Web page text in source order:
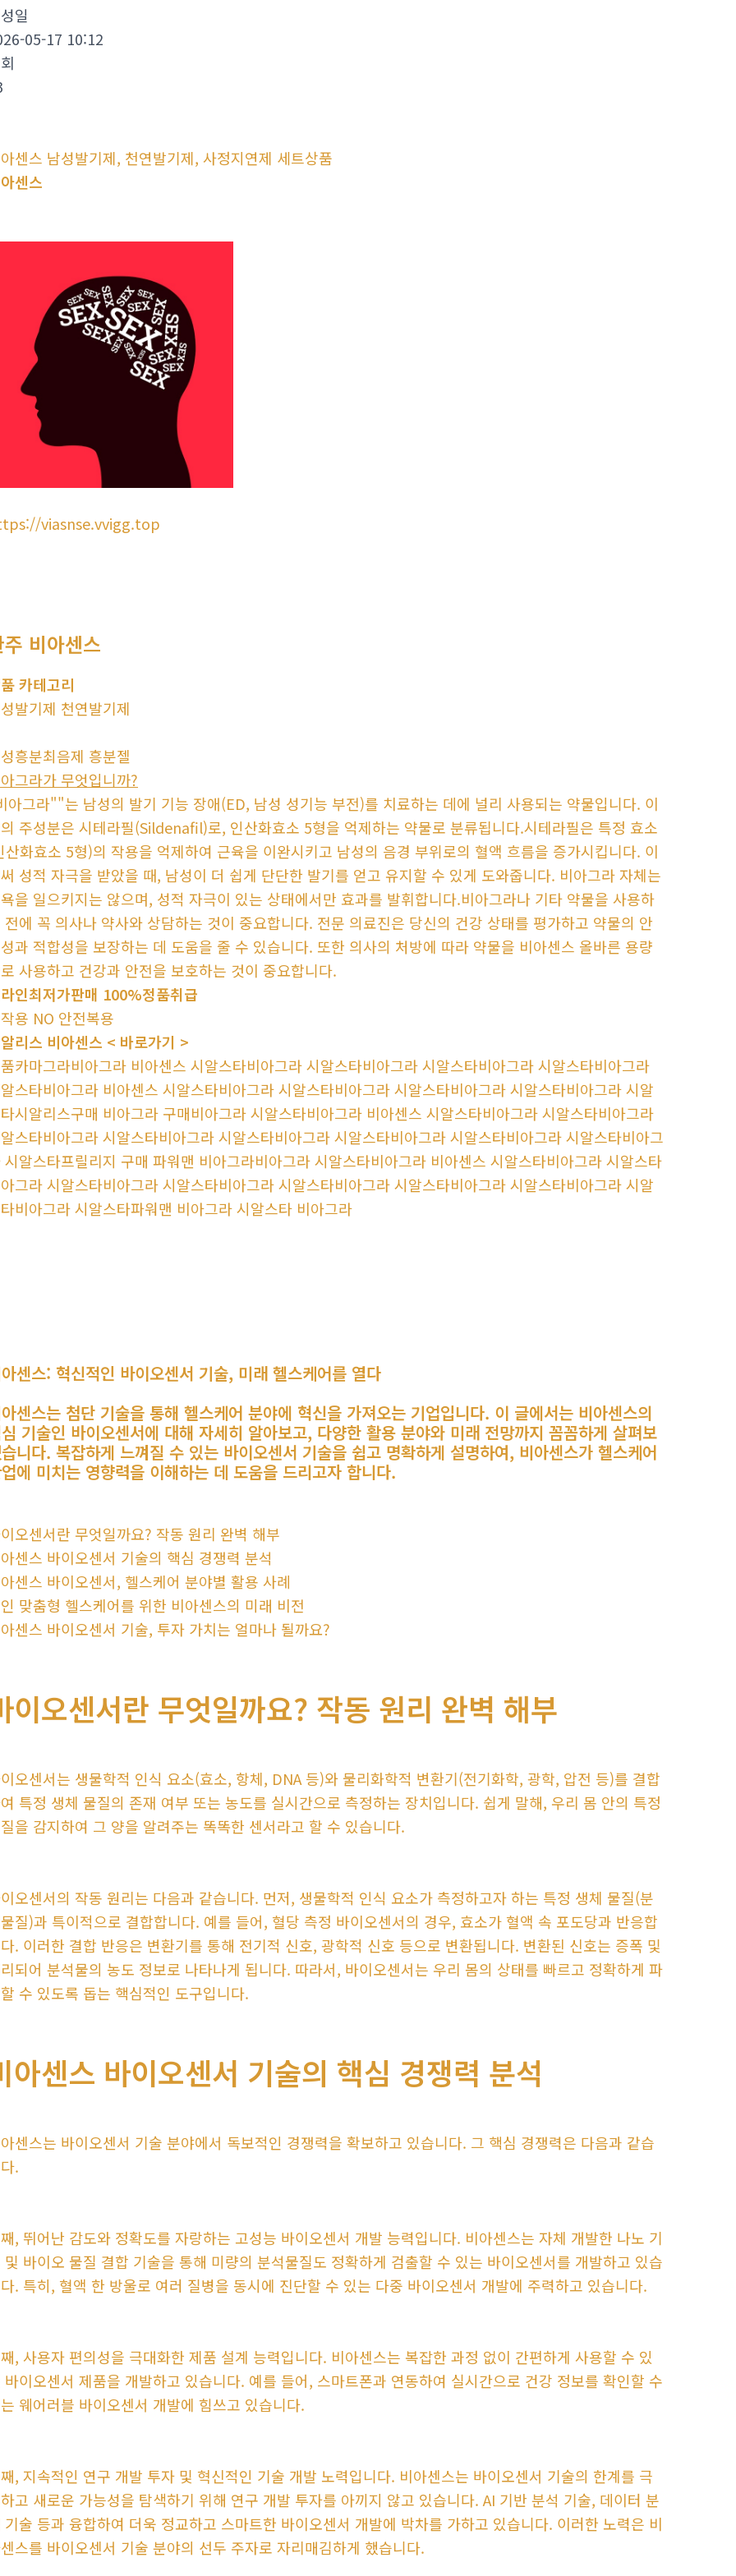
일
05-17 10:12
센스 남성발기제, 천연발기제, 사정지연제 세트상품
센스
viasnse.vvigg.top
주 비아센스
카테고리
발기제 천연발기제
흥분최음제 흥분젤
그라가 무엇입니까?
아그라""는 남성의 발기 기능 장애(ED, 남성 성기능 부전)를 치료하는 데에 널리 사용되는 약물입니다. 이
주성분은 시테라필(Sildenafil)로, 인산화효소 5형을 억제하는 약물로 분류됩니다.시테라필은 특정 효소
산화효소 5형)의 작용을 억제하여 근육을 이완시키고 남성의 음경 부위로의 혈액 흐름을 증가시킵니다. 이
성적 자극을 받았을 때, 남성이 더 쉽게 단단한 발기를 얻고 유지할 수 있게 도와줍니다. 비아그라 자체는
을 일으키지는 않으며, 성적 자극이 있는 상태에서만 효과를 발휘합니다.비아그라나 기타 약물을 사용하
전에 꼭 의사나 약사와 상담하는 것이 중요합니다. 전문 의료진은 당신의 건강 상태를 평가하고 약물의 안
과 적합성을 보장하는 데 도움을 줄 수 있습니다. 또한 의사의 처방에 따라 약물을 비아센스 올바른 용량
사용하고 건강과 안전을 보호하는 것이 중요합니다.
인최저가판매 100%정품취급
용 NO 안전복용
리스 비아센스 < 바로가기 >
카마그라비아그라 비아센스 시알스타비아그라 시알스타비아그라 시알스타비아그라 시알스타비아그라
스타비아그라 비아센스 시알스타비아그라 시알스타비아그라 시알스타비아그라 시알스타비아그라 시알
시알리스구매 비아그라 구매비아그라 시알스타비아그라 비아센스 시알스타비아그라 시알스타비아그라
스타비아그라 시알스타비아그라 시알스타비아그라 시알스타비아그라 시알스타비아그라 시알스타비아그
시알스타프릴리지 구매 파워맨 비아그라비아그라 시알스타비아그라 비아센스 시알스타비아그라 시알스타
그라 시알스타비아그라 시알스타비아그라 시알스타비아그라 시알스타비아그라 시알스타비아그라 시알
비아그라 시알스타파워맨 비아그라 시알스타 비아그라
센스: 혁신적인 바이오센서 기술, 미래 헬스케어를 열다
센스는 첨단 기술을 통해 헬스케어 분야에 혁신을 가져오는 기업입니다. 이 글에서는 비아센스의
기술인 바이오센서에 대해 자세히 알아보고, 다양한 활용 분야와 미래 전망까지 꼼꼼하게 살펴보
니다. 복잡하게 느껴질 수 있는 바이오센서 기술을 쉽고 명확하게 설명하여, 비아센스가 헬스케어
에 미치는 영향력을 이해하는 데 도움을 드리고자 합니다.
오센서란 무엇일까요? 작동 원리 완벽 해부
센스 바이오센서 기술의 핵심 경쟁력 분석
센스 바이오센서, 헬스케어 분야별 활용 사례
맞춤형 헬스케어를 위한 비아센스의 미래 비전
센스 바이오센서 기술, 투자 가치는 얼마나 될까요?
이오센서란 무엇일까요? 작동 원리 완벽 해부
오센서는 생물학적 인식 요소(효소, 항체, DNA 등)와 물리화학적 변환기(전기화학, 광학, 압전 등)를 결합
특정 생체 물질의 존재 여부 또는 농도를 실시간으로 측정하는 장치입니다. 쉽게 말해, 우리 몸 안의 특정
을 감지하여 그 양을 알려주는 똑똑한 센서라고 할 수 있습니다.
오센서의 작동 원리는 다음과 같습니다. 먼저, 생물학적 인식 요소가 측정하고자 하는 특정 생체 물질(분
질)과 특이적으로 결합합니다. 예를 들어, 혈당 측정 바이오센서의 경우, 효소가 혈액 속 포도당과 반응합
. 이러한 결합 반응은 변환기를 통해 전기적 신호, 광학적 신호 등으로 변환됩니다. 변환된 신호는 증폭 및
되어 분석물의 농도 정보로 나타나게 됩니다. 따라서, 바이오센서는 우리 몸의 상태를 빠르고 정확하게 파
수 있도록 돕는 핵심적인 도구입니다.
아센스 바이오센서 기술의 핵심 경쟁력 분석
센스는 바이오센서 기술 분야에서 독보적인 경쟁력을 확보하고 있습니다. 그 핵심 경쟁력은 다음과 같습
.
, 뛰어난 감도와 정확도를 자랑하는 고성능 바이오센서 개발 능력입니다. 비아센스는 자체 개발한 나노 기
및 바이오 물질 결합 기술을 통해 미량의 분석물질도 정확하게 검출할 수 있는 바이오센서를 개발하고 있습
. 특히, 혈액 한 방울로 여러 질병을 동시에 진단할 수 있는 다중 바이오센서 개발에 주력하고 있습니다.
, 사용자 편의성을 극대화한 제품 설계 능력입니다. 비아센스는 복잡한 과정 없이 간편하게 사용할 수 있
바이오센서 제품을 개발하고 있습니다. 예를 들어, 스마트폰과 연동하여 실시간으로 건강 정보를 확인할 수
웨어러블 바이오센서 개발에 힘쓰고 있습니다.
, 지속적인 연구 개발 투자 및 혁신적인 기술 개발 노력입니다. 비아센스는 바이오센서 기술의 한계를 극
고 새로운 가능성을 탐색하기 위해 연구 개발 투자를 아끼지 않고 있습니다. AI 기반 분석 기술, 데이터 분
기술 등과 융합하여 더욱 정교하고 스마트한 바이오센서 개발에 박차를 가하고 있습니다. 이러한 노력은 비
스를 바이오센서 기술 분야의 선두 주자로 자리매김하게 했습니다.